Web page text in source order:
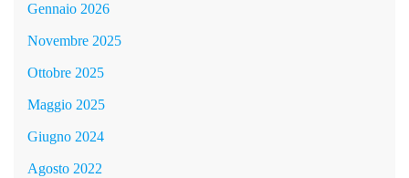
Gennaio 2026
Novembre 2025
Ottobre 2025
Maggio 2025
Giugno 2024
Agosto 2022